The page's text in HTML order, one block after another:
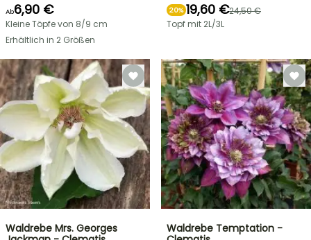
Ab6,90 €
Kleine Töpfe von 8/9 cm
Erhältlich in 2 Größen
20% 19,60 €24,50 €
Topf mit 2L/3L
Waldrebe Mrs. Georges
Waldrebe Temptation -